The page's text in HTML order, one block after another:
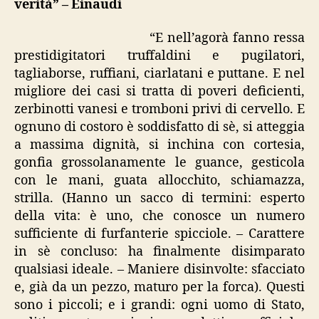
verità” – Einaudi
“E nell’agorà fanno ressa
prestidigitatori truffaldini e pugilatori,
tagliaborse, ruffiani, ciarlatani e puttane. E nel
migliore dei casi si tratta di poveri deficienti,
zerbinotti vanesi e tromboni privi di cervello. E
ognuno di costoro è soddisfatto di sè, si atteggia
a massima dignità, si inchina con cortesia,
gonfia grossolanamente le guance, gesticola
con le mani, guata allocchito, schiamazza,
strilla. (Hanno un sacco di termini: esperto
della vita: è uno, che conosce un numero
sufficiente di furfanterie spicciole. – Carattere
in sè concluso: ha finalmente disimparato
qualsiasi ideale. – Maniere disinvolte: sfacciato
e, già da un pezzo, maturo per la forca). Questi
sono i piccoli; e i grandi: ogni uomo di Stato,